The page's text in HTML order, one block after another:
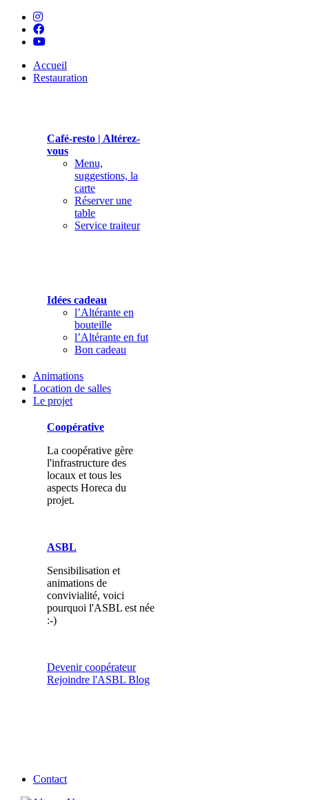
Accueil
Restauration
Café-resto | Altérez-
vous
Menu,
suggestions, la
carte
Réserver une
table
Service traiteur
Idées cadeau
l’Altérante en
bouteille
l’Altérante en fut
Bon cadeau
Animations
Location de salles
Le projet
Coopérative
La coopérative gère
l'infrastructure des
locaux et tous les
aspects Horeca du
projet.
ASBL
Sensibilisation et
animations de
convivialité, voici
pourquoi l'ASBL est née
:-)
Devenir coopérateur
Rejoindre l'ASBL Blog
Contact